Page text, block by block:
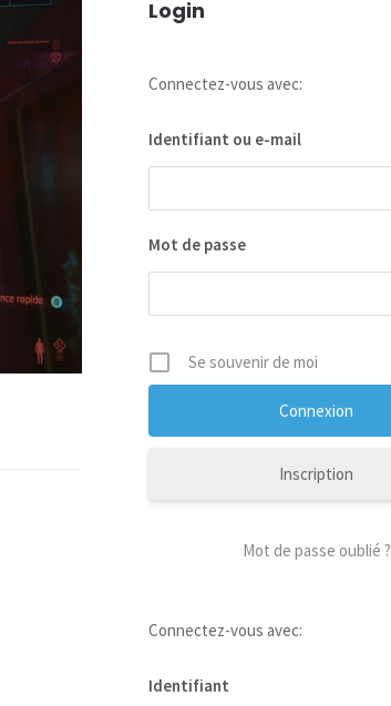
Login
Connectez-vous avec:
Identifiant ou e-mail
Mot de passe
Se souvenir de moi
Inscription
Mot de passe oublié ?
Connectez-vous avec:
Identifiant